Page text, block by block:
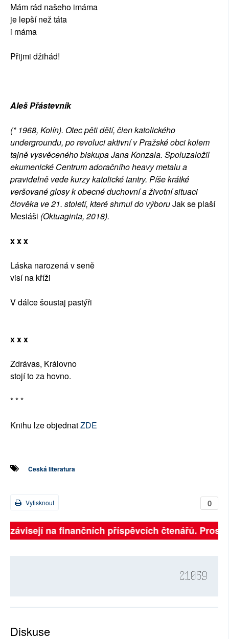
Mám rád našeho imáma
je lepší než táta
i máma
Přijmi džihád!
Aleš Přástevník
(* 1968, Kolín). Otec pěti dětí, člen katolického
undergroundu, po revoluci aktivní v Pražské obci kolem
tajně vysvěceného biskupa Jana Konzala. Spoluzaložil
ekumenické Centrum adoračního heavy metalu a
pravidelně vede kurzy katolické tantry. Píše krátké
veršované glosy k obecné duchovní a životní situaci
člověka ve 21. století, které shrnul do výboruJak se plaší
Mesiáši (Oktuaginta, 2018).
x x x
Láska narozená v seně
visí na kříži
V dálce šoustaj pastýři
x x x
Zdrávas, Královno
stojí to za hovno.
* * *
Knihu lze objednatZDE
Česká literatura
0
Vytisknout
na finančních příspěvcích čtenářů.
21059
Diskuse